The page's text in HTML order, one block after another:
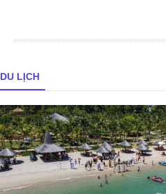
DU LỊCH